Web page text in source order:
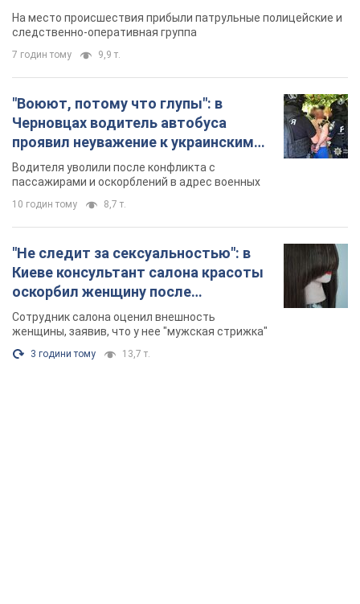
протокол. Видео
На место происшествия прибыли патрульные полицейские и
следственно-оперативная группа
7 годин тому 9,9 т.
"Воюют, потому что глупы": в
Черновцах водитель автобуса
проявил неуважение к украинским
военным и поплатился за это.
Видео
Водителя уволили после конфликта с
пассажирами и оскорблений в адрес военных
10 годин тому 8,7 т.
"Не следит за сексуальностью": в
Киеве консультант салона красоты
оскорбил женщину после
химиотерапии, разгорелся скандал.
Фото
Сотрудник салона оценил внешность
женщины, заявив, что у нее "мужская стрижка"
3 години тому 13,7 т.